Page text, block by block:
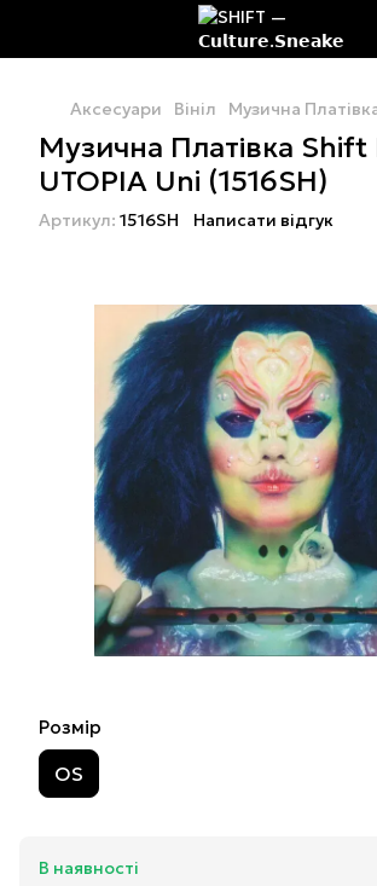
Аксесуари Вініл Музична
Музична Платівка Shift
UTOPIA Uni (1516SH)
Артикул: 1516SH Написати відгук
Розмір
OS
В наявності